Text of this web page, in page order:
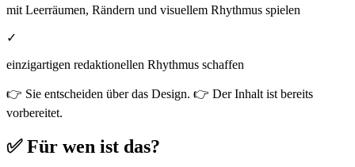
mit Leerräumen, Rändern und visuellem Rhythmus spielen
✓
einzigartigen redaktionellen Rhythmus schaffen
👉 Sie entscheiden über das Design. 👉 Der Inhalt ist bereits
vorbereitet.
✅ Für wen ist das?